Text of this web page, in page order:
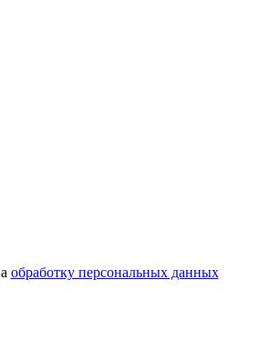
обработку персональных данных